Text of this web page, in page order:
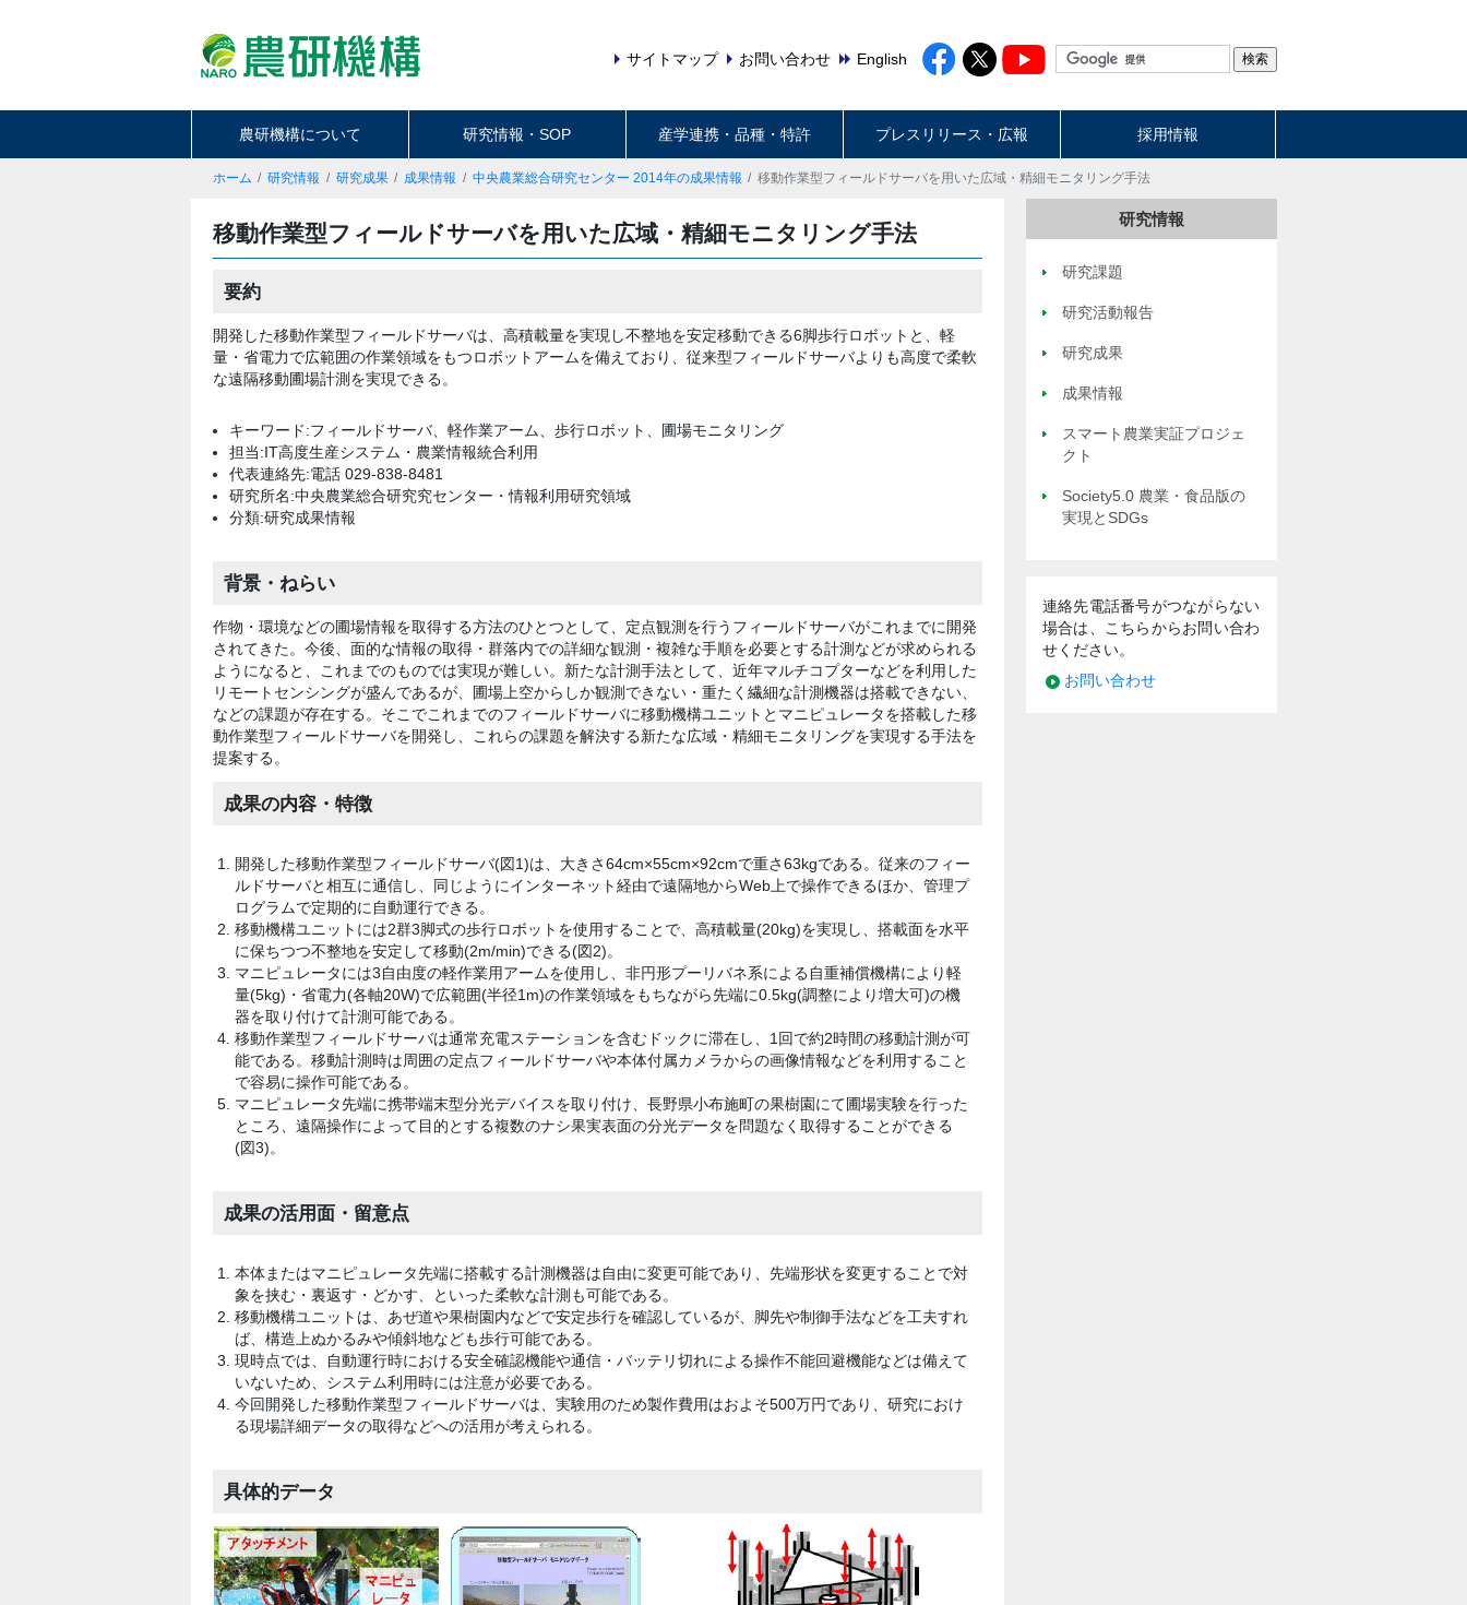
サイトマップ お問い合わせ English
農研機構について 研究情報・SOP 産学連携・品種・特許 プレスリリース・広報 採用情報
ホーム 研究情報 研究成果 成果情報 中央農業総合研究センター 2014年の成果情報 移動作業型フィールドサーバを用いた広域・精細モニタリング手法
移動作業型フィールドサーバを用いた広域・精細モニタリング手法
要約
開発した移動作業型フィールドサーバは、高積載量を実現し不整地を安定移動できる6脚歩行ロボットと、軽
量・省電力で広範囲の作業領域をもつロボットアームを備えており、従来型フィールドサーバよりも高度で柔軟
な遠隔移動圃場計測を実現できる。
キーワード:フィールドサーバ、軽作業アーム、歩行ロボット、圃場モニタリング
担当:IT高度生産システム・農業情報統合利用
代表連絡先:電話 029-838-8481
研究所名:中央農業総合研究究センター・情報利用研究領域
分類:研究成果情報
背景・ねらい
作物・環境などの圃場情報を取得する方法のひとつとして、定点観測を行うフィールドサーバがこれまでに開発
されてきた。今後、面的な情報の取得・群落内での詳細な観測・複雑な手順を必要とする計測などが求められる
ようになると、これまでのものでは実現が難しい。新たな計測手法として、近年マルチコプターなどを利用した
リモートセンシングが盛んであるが、圃場上空からしか観測できない・重たく繊細な計測機器は搭載できない、
などの課題が存在する。そこでこれまでのフィールドサーバに移動機構ユニットとマニピュレータを搭載した移
動作業型フィールドサーバを開発し、これらの課題を解決する新たな広域・精細モニタリングを実現する手法を
提案する。
成果の内容・特徴
開発した移動作業型フィールドサーバ(図1)は、大きさ64cm×55cm×92cmで重さ63kgである。従来のフィー
ルドサーバと相互に通信し、同じようにインターネット経由で遠隔地からWeb上で操作できるほか、管理プ
ログラムで定期的に自動運行できる。
移動機構ユニットには2群3脚式の歩行ロボットを使用することで、高積載量(20kg)を実現し、搭載面を水平
に保ちつつ不整地を安定して移動(2m/min)できる(図2)。
マニピュレータには3自由度の軽作業用アームを使用し、非円形プーリバネ系による自重補償機構により軽
量(5kg)・省電力(各軸20W)で広範囲(半径1m)の作業領域をもちながら先端に0.5kg(調整により増大可)の機
器を取り付けて計測可能である。
移動作業型フィールドサーバは通常充電ステーションを含むドックに滞在し、1回で約2時間の移動計測が可
能である。移動計測時は周囲の定点フィールドサーバや本体付属カメラからの画像情報などを利用すること
で容易に操作可能である。
マニピュレータ先端に携帯端末型分光デバイスを取り付け、長野県小布施町の果樹園にて圃場実験を行った
ところ、遠隔操作によって目的とする複数のナシ果実表面の分光データを問題なく取得することができる
(図3)。
成果の活用面・留意点
本体またはマニピュレータ先端に搭載する計測機器は自由に変更可能であり、先端形状を変更することで対
象を挟む・裏返す・どかす、といった柔軟な計測も可能である。
移動機構ユニットは、あぜ道や果樹園内などで安定歩行を確認しているが、脚先や制御手法などを工夫すれ
ば、構造上ぬかるみや傾斜地なども歩行可能である。
現時点では、自動運行時における安全確認機能や通信・バッテリ切れによる操作不能回避機能などは備えて
いないため、システム利用時には注意が必要である。
今回開発した移動作業型フィールドサーバは、実験用のため製作費用はおよそ500万円であり、研究におけ
る現場詳細データの取得などへの活用が考えられる。
具体的データ
研究情報
研究課題
研究活動報告
研究成果
成果情報
スマート農業実証プロジェ
クト
Society5.0 農業・食品版の
実現とSDGs
連絡先電話番号がつながらない
場合は、こちらからお問い合わ
せください。
お問い合わせ